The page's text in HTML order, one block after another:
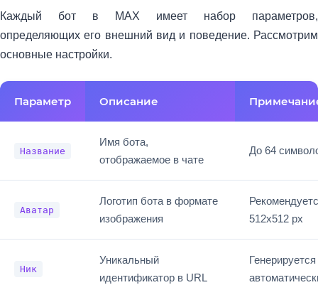
Каждый бот в MAX имеет набор параметров,
определяющих его внешний вид и поведение. Рассмотрим
основные настройки.
Параметр Описание
Название
Имя бота,
отображаемое в чате
До 64
Аватар
Логотип бота в формате
изображения
512x512 px
Ник
Уникальный
идентификатор в URL
Генерируется